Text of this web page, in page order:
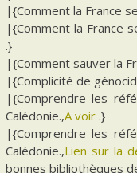
|{Comment la France
|{Comment la France
.}
|{Comment sauver la
|{Complicité de
|{Comprendre les
Calédonie.,A voir .}
|{Comprendre les
Calédonie.,Lien sur la
bonnes bibliothèques